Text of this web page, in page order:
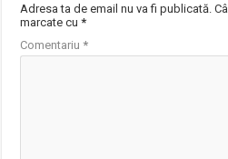
Adresa ta de email nu va fi publicată.
marcate cu*
Comentariu*